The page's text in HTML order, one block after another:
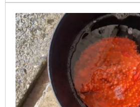
既可愛又讓人哭笑不得，也提醒大
意「非典型路況」。